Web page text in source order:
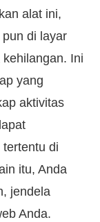
alat ini,
di layar
Ini
yang
aktivitas
di
itu, Anda
jendela
Anda.